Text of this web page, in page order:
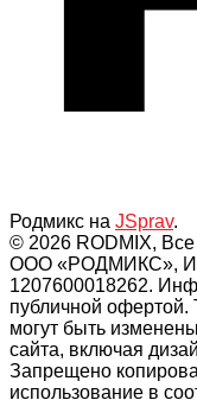
Родмикс на JSprav.
© 2026 RODMIX,
ООО «РОДМИКС»,
1207600018262.
публичной офертой.
могут быть
сайта, включая
Запрещено
использование в